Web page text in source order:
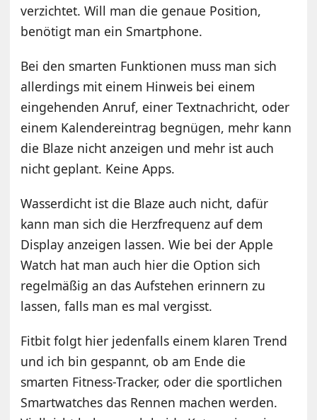
verzichtet. Will man die genaue Position,
benötigt man ein Smartphone.
Bei den smarten Funktionen muss man sich
allerdings mit einem Hinweis bei einem
eingehenden Anruf, einer Textnachricht, oder
einem Kalendereintrag begnügen, mehr kann
die Blaze nicht anzeigen und mehr ist auch
nicht geplant. Keine Apps.
Wasserdicht ist die Blaze auch nicht, dafür
kann man sich die Herzfrequenz auf dem
Display anzeigen lassen. Wie bei der Apple
Watch hat man auch hier die Option sich
regelmäßig an das Aufstehen erinnern zu
lassen, falls man es mal vergisst.
Fitbit folgt hier jedenfalls einem klaren Trend
und ich bin gespannt, ob am Ende die
smarten Fitness-Tracker, oder die sportlichen
Smartwatches das Rennen machen werden.